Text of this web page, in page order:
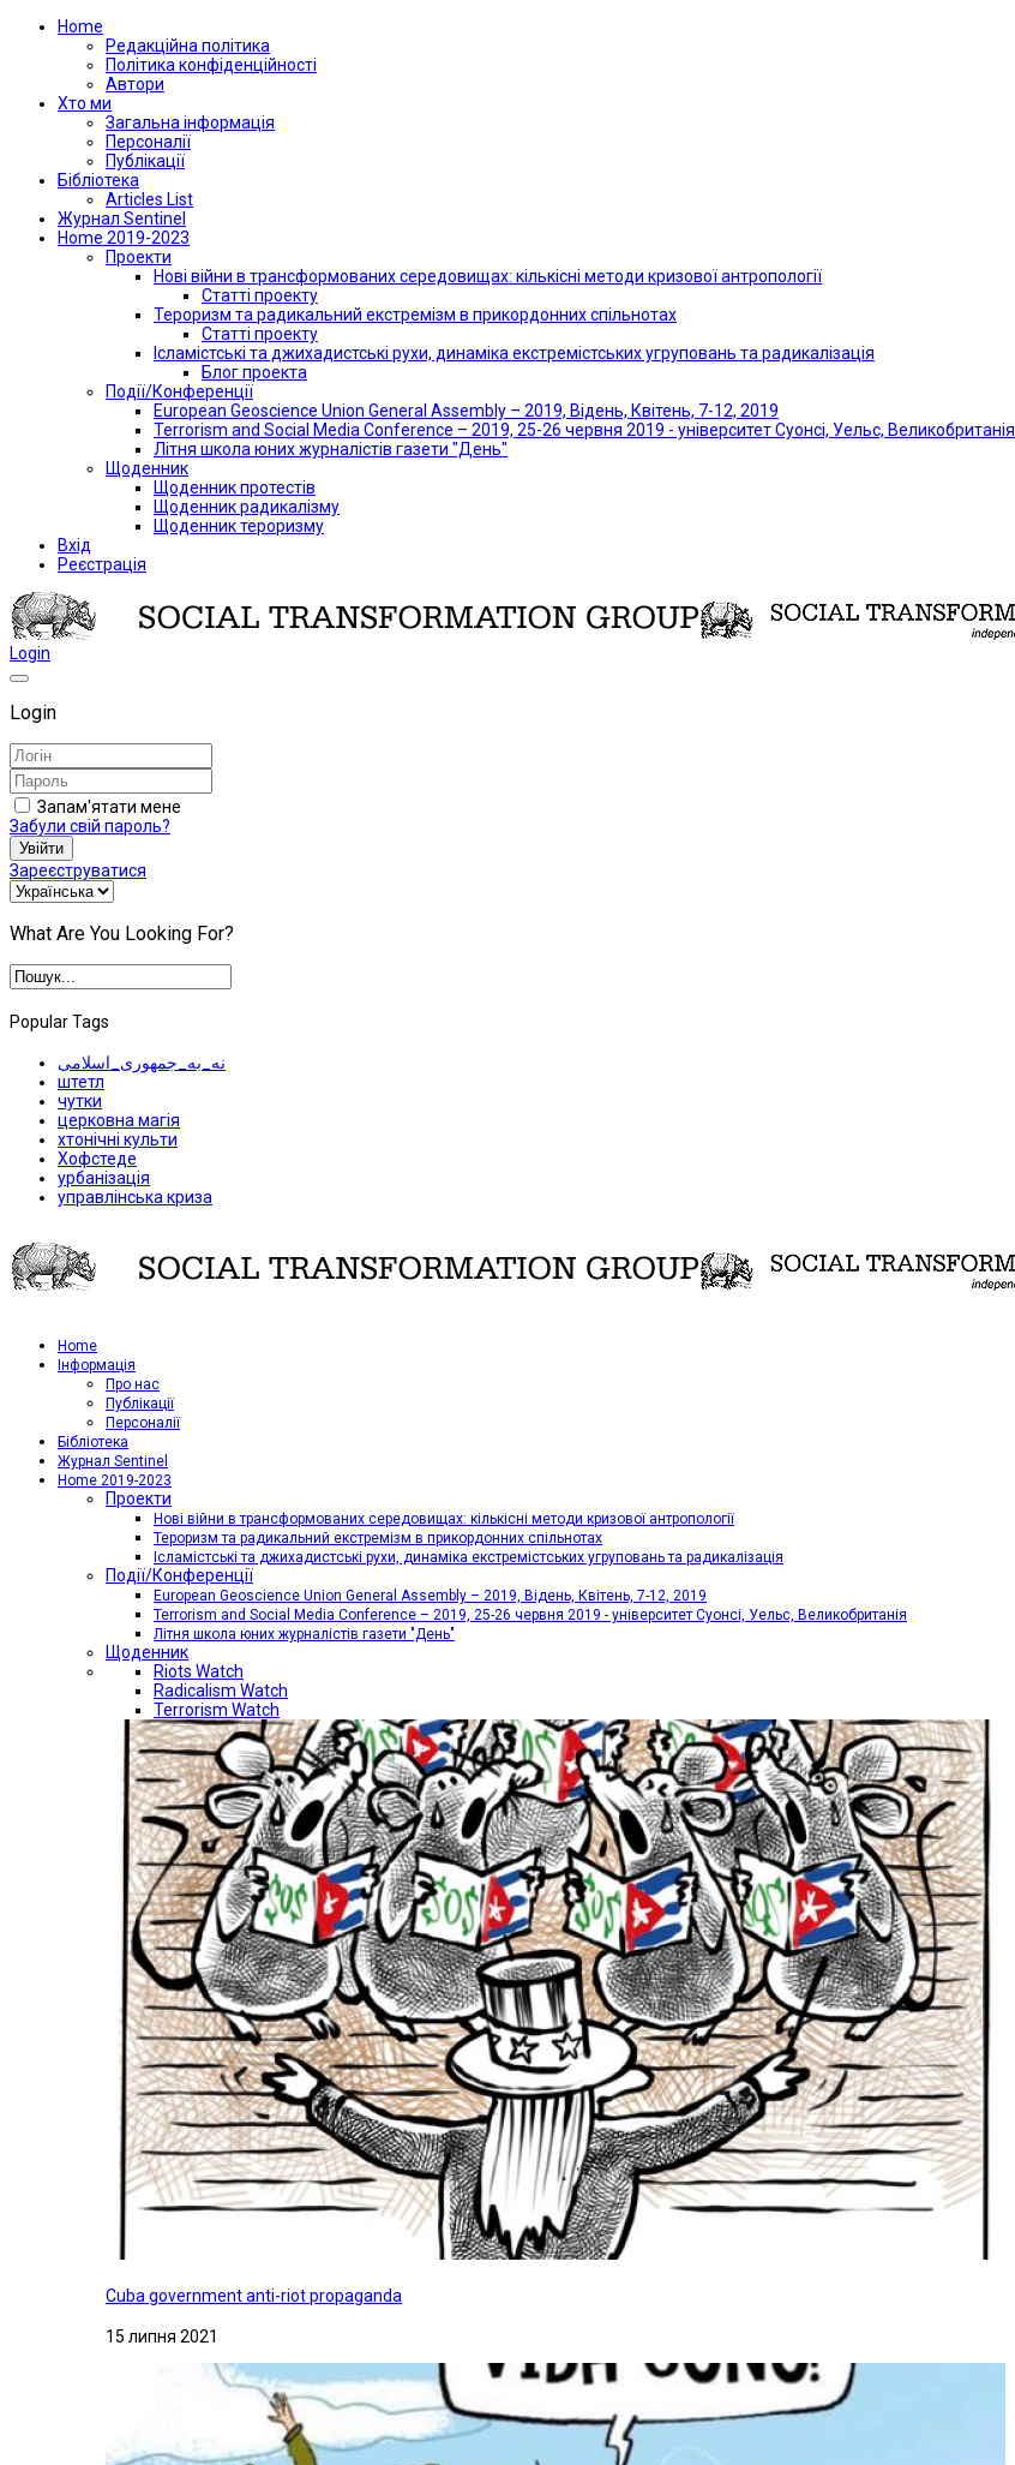
Home
Редакційна політика
Політика конфіденційності
Автори
Хто ми
Загальна інформація
Персоналії
Публікації
Бібліотека
Articles List
Журнал Sentinel
Home 2019-2023
Проекти
Нові війни в трансформованих середовищах: кількісні методи кризової антропології
Статті проекту
Тероризм та радикальний екстремізм в прикордонних спільнотах
Статті проекту
Ісламістські та джихадистські рухи, динаміка екстремістських угруповань та радикалізація
Блог проекта
Події/Конференції
European Geoscience Union General Assembly – 2019, Відень, Квітень, 7-12, 2019
Terrorism and Social Media Conference – 2019, 25-26 червня 2019 - університет Суонсі, Уельс, Великобританія
Літня школа юних журналістів газети "День"
Щоденник
Щоденник протестів
Щоденник радикалізму
Щоденник тероризму
Вхід
Реєстрація
Login
Login
Запам'ятати мене
Забули свій пароль?
Увійти
Зареєструватися
What Are You Looking For?
Popular Tags
نه_به_جمهوری_اسلامی
штетл
чутки
церковна магія
хтонічні культи
Хофстеде
урбанізація
управлінська криза
Home
Iнформація
Про нас
Публікації
Персоналії
Бібліотека
Журнал Sentinel
Home 2019-2023
Проекти
Нові війни в трансформованих середовищах: кількісні методи кризової антропології
Тероризм та радикальний екстремізм в прикордонних спільнотах
Ісламістські та джихадистські рухи, динаміка екстремістських угруповань та радикалізація
Події/Конференції
European Geoscience Union General Assembly – 2019, Відень, Квітень, 7-12, 2019
Terrorism and Social Media Conference – 2019, 25-26 червня 2019 - університет Суонсі, Уельс, Великобританія
Літня школа юних журналістів газети "День"
Щоденник
Riots Watch
Radicalism Watch
Terrorism Watch
Cuba government anti-riot propaganda
15 липня 2021